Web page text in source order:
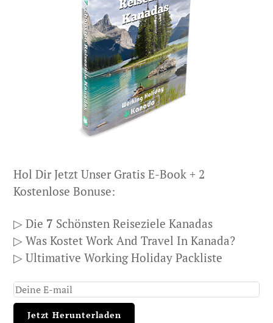
Hol Dir Jetzt Unser Gratis E-Book + 2
Kostenlose Bonuse:
▷ Die 7 Schönsten Reiseziele Kanadas
▷ Was Kostet Work And Travel In Kanada?
▷ Ultimative Working Holiday Packliste